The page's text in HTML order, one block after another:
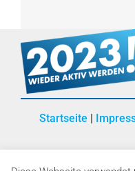
Startseite